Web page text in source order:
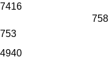
7416
753
758
4940